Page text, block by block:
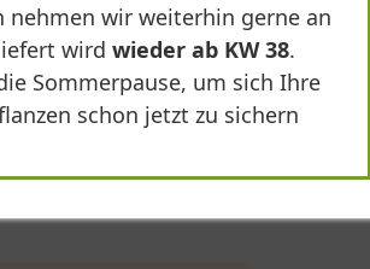
®'"
nehmen wir weiterhin gerne an
wird wieder ab KW 38.
Sommerpause, um sich Ihre
schon jetzt zu sichern